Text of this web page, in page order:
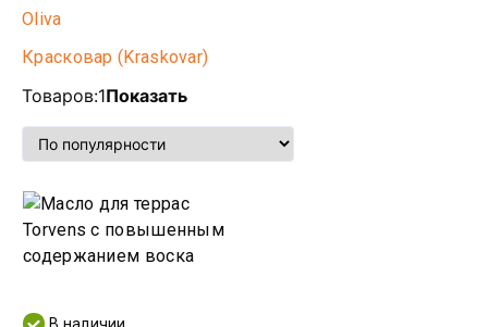
Oliva
Красковар (Kraskovar)
Товаров:1Показать